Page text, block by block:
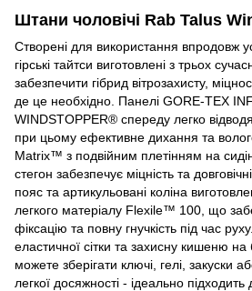
Штани чоловічі Rab Talus
Створені для використання впродовж
гірські тайтси виготовлені з трьох
забезпечити гібрид вітрозахисту,
де це необхідно. Панелі GORE-TEX
WINDSTOPPER® спереду легко
при цьому ефективне дихання та
Matrix™ з подвійним плетінням на
стегон забезпечує міцність та
пояс та артикульовані коліна
легкого матеріалу Flexile™ 100, що
фіксацію та повну гнучкість під час
еластичної сітки та захисну кишеню на
можете зберігати ключі, гелі, закуски
легкої досяжності - ідеально підходить